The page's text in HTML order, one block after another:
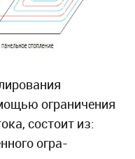
ограничения
состоит из:
огра-